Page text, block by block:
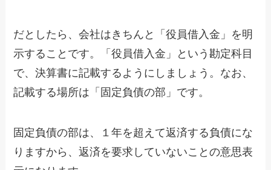
だとしたら、会社はきちんと「役員借入金」を明
示することです。「役員借入金」という勘定科目
で、決算書に記載するようにしましょう。なお、
記載する場所は「固定負債の部」です。
固定負債の部は、１年を超えて返済する負債にな
りますから、返済を要求していないことの意思表